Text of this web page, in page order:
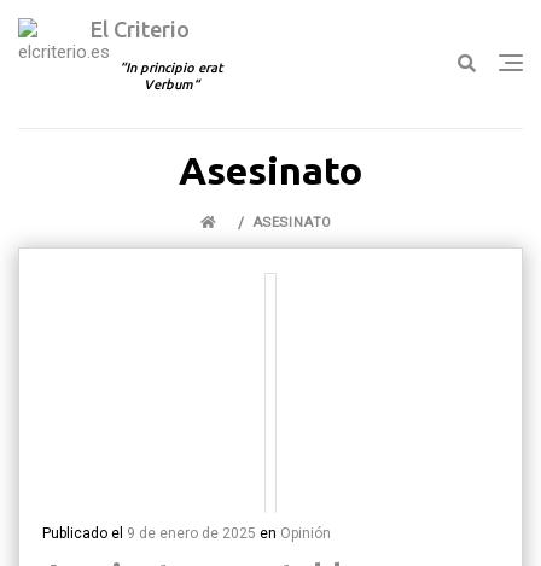
El Criterio
In principio erat
Verbum
Asesinato
ASESINATO
Publicado el 9 de enero de 2025 en Opinión